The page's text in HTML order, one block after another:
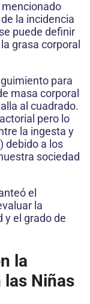
la incidencia
puede definir
grasa corporal
para
masa corporal
al cuadrado.
pero lo
la ingesta y
debido a los
sociedad
el
la
y el grado de
la
las Niñas